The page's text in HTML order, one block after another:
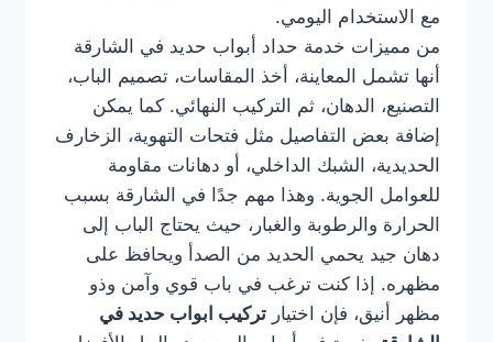
مع الاستخدام اليومي.
من مميزات خدمة حداد أبواب حديد في الشارقة
أنها تشمل المعاينة، أخذ المقاسات، تصميم الباب،
التصنيع، الدهان، ثم التركيب النهائي. كما يمكن
إضافة بعض التفاصيل مثل فتحات التهوية، الزخارف
الحديدية، الشبك الداخلي، أو دهانات مقاومة
للعوامل الجوية. وهذا مهم جدًا في الشارقة بسبب
الحرارة والرطوبة والغبار، حيث يحتاج الباب إلى
دهان جيد يحمي الحديد من الصدأ ويحافظ على
مظهره. إذا كنت ترغب في باب قوي وآمن وذو
مظهر أنيق، فإن اختيار تركيب ابواب حديد في